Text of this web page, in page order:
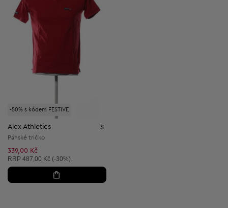
-50% s kódem FESTIVE
Alex Athletics S
Pánské tričko
339,00 Kč
Doporučená cena:
RRP 487,00 Kč (-30%)